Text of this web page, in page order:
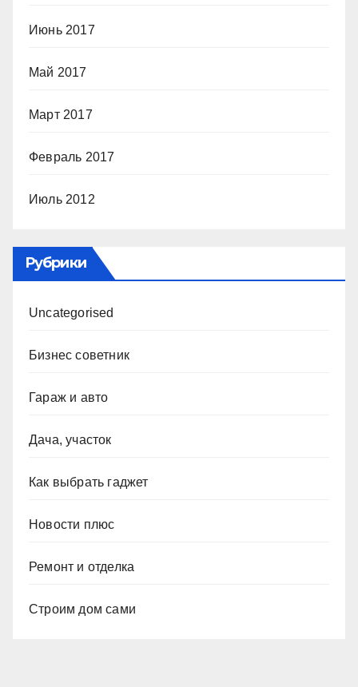
Июнь 2017
Май 2017
Март 2017
Февраль 2017
Июль 2012
Рубрики
Uncategorised
Бизнес советник
Гараж и авто
Дача, участок
Как выбрать гаджет
Новости плюс
Ремонт и отделка
Строим дом сами